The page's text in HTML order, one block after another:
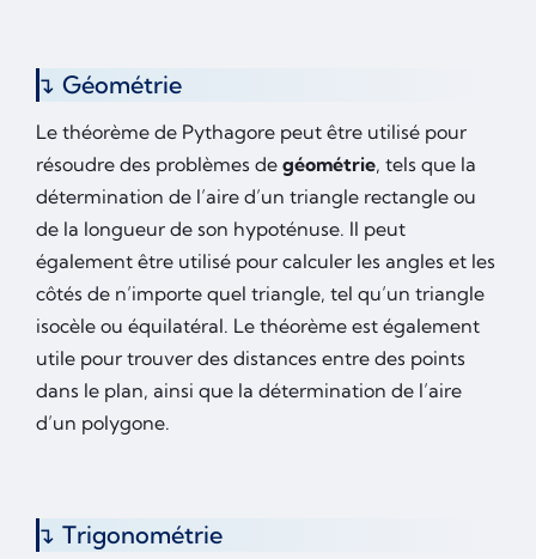
Géométrie
Le théorème de Pythagore peut être utilisé pour
résoudre des problèmes de géométrie, tels que la
détermination de l’aire d’un triangle rectangle ou
de la longueur de son hypoténuse. Il peut
également être utilisé pour calculer les angles et les
côtés de n’importe quel triangle, tel qu’un triangle
isocèle ou équilatéral. Le théorème est également
utile pour trouver des distances entre des points
dans le plan, ainsi que la détermination de l’aire
d’un polygone.
Trigonométrie